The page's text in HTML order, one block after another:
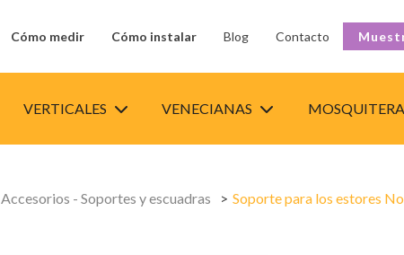
Cómo medir Cómo instalar Blog Contacto
VERTICALES VENECIANAS
Accesorios - Soportes y escuadras Soporte para los estores